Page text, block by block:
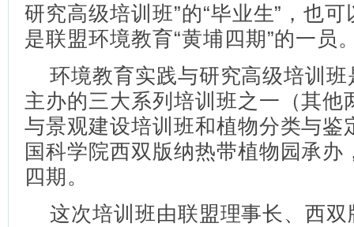
研究高级培训班”的“毕业生”，也
是联盟环境教育“黄埔四期”的一员
环境教育实践与研究高级培训班
主办的三大系列培训班之一（其他
与景观建设培训班和植物分类与鉴
国科学院西双版纳热带植物园承办
四期。
这次培训班由联盟理事长、西双